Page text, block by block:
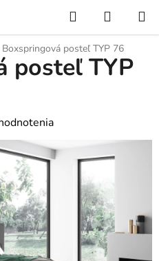
Hľadať
KOŠÍK
Boxspringová posteľ TYP 76
posteľ TYP